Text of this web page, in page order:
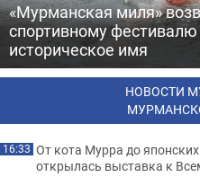
«Мурманская миля»
спортивному
историческое имя
НОВОСТИ
16:33 От кота Мурра до
открылась выставка к